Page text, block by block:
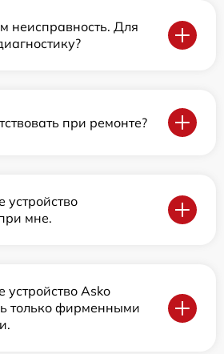
неисправность. Для
при ремонте?
устройство
мне.
устройство Asko
только фирменными